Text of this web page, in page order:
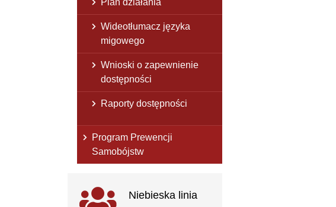
Wideotłumacz języka
migowego
Wnioski o zapewnienie
dostępności
Raporty dostępności
Program Prewencji
Samobójstw
Ważne linki
Niebieska linia